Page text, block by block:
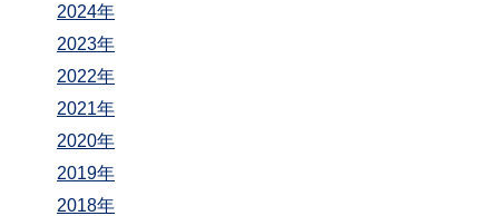
2024年
2023年
2022年
2021年
2020年
2019年
2018年